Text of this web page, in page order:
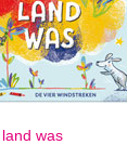
was